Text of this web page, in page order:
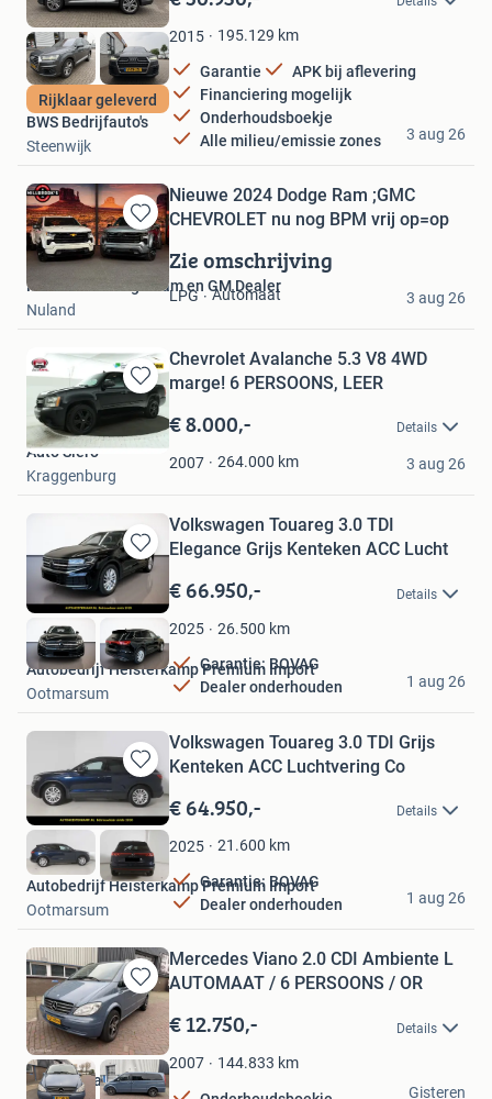
Mijn
Favorieten
Rijklaar geleverd
2015 195.129 km
Garantie
APK bij aflevering
Financiering mogelijk
Onderhoudsboekje
Alle milieu/emissie zones
BWS Bedrijfauto's
Steenwijk
3 aug 26
Bewaren
in
Favorieten
Nieuwe 2024 Dodge Ram ;GMC
CHEVROLET nu nog BPM vrij op=op
Zie omschrijving
LPG Automaat
Millbrooks Dodge Ram en GM Dealer
Nuland
3 aug 26
Bewaren
Mijn
Favorieten
Chevrolet Avalanche 5.3 V8 4WD
marge! 6 PERSOONS, LEER
€ 8.000,- Details
2007 264.000 km
Auto Siero
Kraggenburg
3 aug 26
Bewaren
in
Mijn
Favorieten
Volkswagen Touareg 3.0 TDI
Elegance Grijs Kenteken ACC Lucht
€ 66.950,- Details
2025 26.500 km
Garantie: BOVAG
Dealer onderhouden
Autobedrijf Heisterkamp Premium Import
Ootmarsum
1 aug 26
Bewaren
in
Mijn
Favorieten
Volkswagen Touareg 3.0 TDI Grijs
Kenteken ACC Luchtvering Co
€ 64.950,- Details
2025 21.600 km
Garantie: BOVAG
Dealer onderhouden
Autobedrijf Heisterkamp Premium Import
Ootmarsum
1 aug 26
Bewaren
in
Mijn
Favorieten
Mercedes Viano 2.0 CDI Ambiente L
AUTOMAAT / 6 PERSOONS / OR
€ 12.750,- Details
2007 144.833 km
4seasoncars
Gisteren